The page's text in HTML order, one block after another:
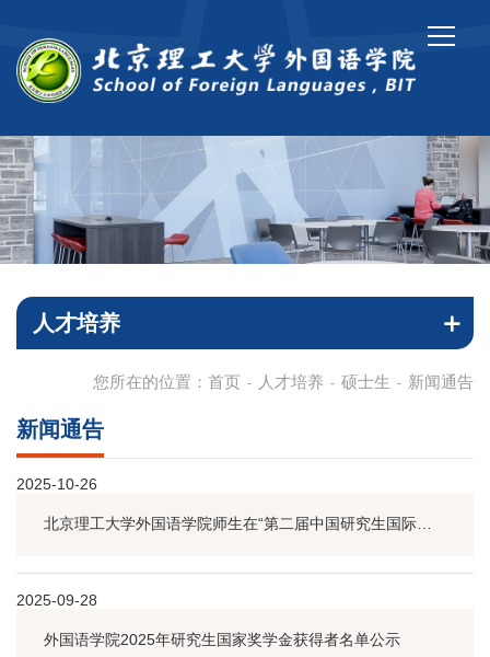
人才培养
您所在的位置： 首页 - 人才培养 - 硕士生 - 新闻通告
新闻通告
2025-10-26
2025-09-28
外国语学院2025年研究生国家奖学金获得者名单公示